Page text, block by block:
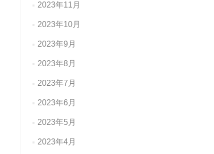
2023年11月
2023年10月
2023年9月
2023年8月
2023年7月
2023年6月
2023年5月
2023年4月